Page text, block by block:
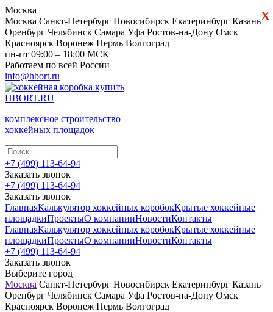
Москва
Москва Санкт-Петербург Новосибирск Екатеринбург Казань
Оренбург Челябинск Самара Уфа Ростов-на-Дону Омск
Красноярск Воронеж Пермь Волгоград
пн-пт 09:00 – 18:00 МСК
Работаем по всей России
info@hbort.ru
HBORT.RU
комплексное строительство
хоккейных площадок
+7 (499) 113-64-94
Заказать звонок
+7 (499) 113-64-94
Заказать звонок
ГлавнаяКалькулятор хоккейных коробокКрытые хоккейные
площадкиПроектыО компанииНовостиКонтакты
ГлавнаяКалькулятор хоккейных коробокКрытые хоккейные
площадкиПроектыО компанииНовостиКонтакты
+7 (499) 113-64-94
Заказать звонок
Выберите город
Москва Санкт-Петербург Новосибирск Екатеринбург Казань
Оренбург Челябинск Самара Уфа Ростов-на-Дону Омск
Красноярск Воронеж Пермь Волгоград
х
х